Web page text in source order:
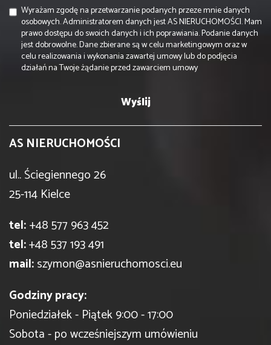
Wyrażam zgodę na przetwarzanie podanych przeze mnie danych
osobowych. Administratorem danych jest AS NIERUCHOMOŚCI. Mam
prawo dostępu do swoich danych i ich poprawiania. Podanie danych
jest dobrowolne. Dane zbierane są w celu marketingowym oraz w
celu realizowania i wykonania zawartej umowy lub do podjęcia
działań na Twoje żądanie przed zawarciem umowy
AS NIERUCHOMOŚCI
ul.. Ściegiennego 26
25-114 Kielce
tel:+48 577 963 452
tel:+48 537 193 491
mail:szymon@asnieruchomosci.eu
Godziny pracy:
Poniedziałek - Piątek 9:00 - 17:00
Sobota - po wcześniejszym umówieniu